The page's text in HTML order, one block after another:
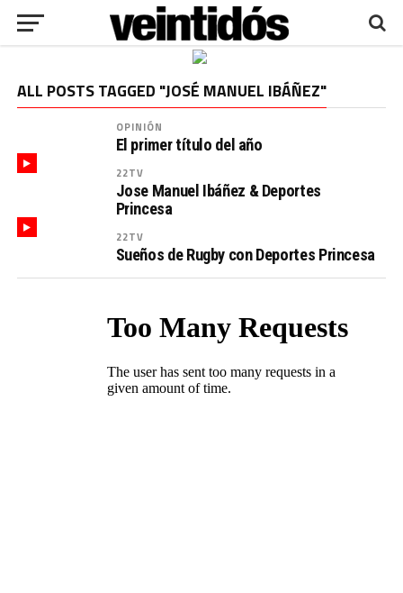
ALL POSTS TAGGED "JOSÉ MANUEL IBÁÑEZ"
OPINIÓN
El primer título del año
22TV
Jose Manuel Ibáñez & Deportes
Princesa
22TV
Sueños de Rugby con Deportes Princesa